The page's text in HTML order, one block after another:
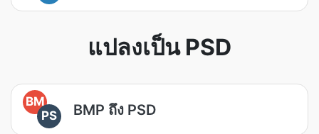
แปลงเป็น PSD
BM
PS
BMP ถึง PSD